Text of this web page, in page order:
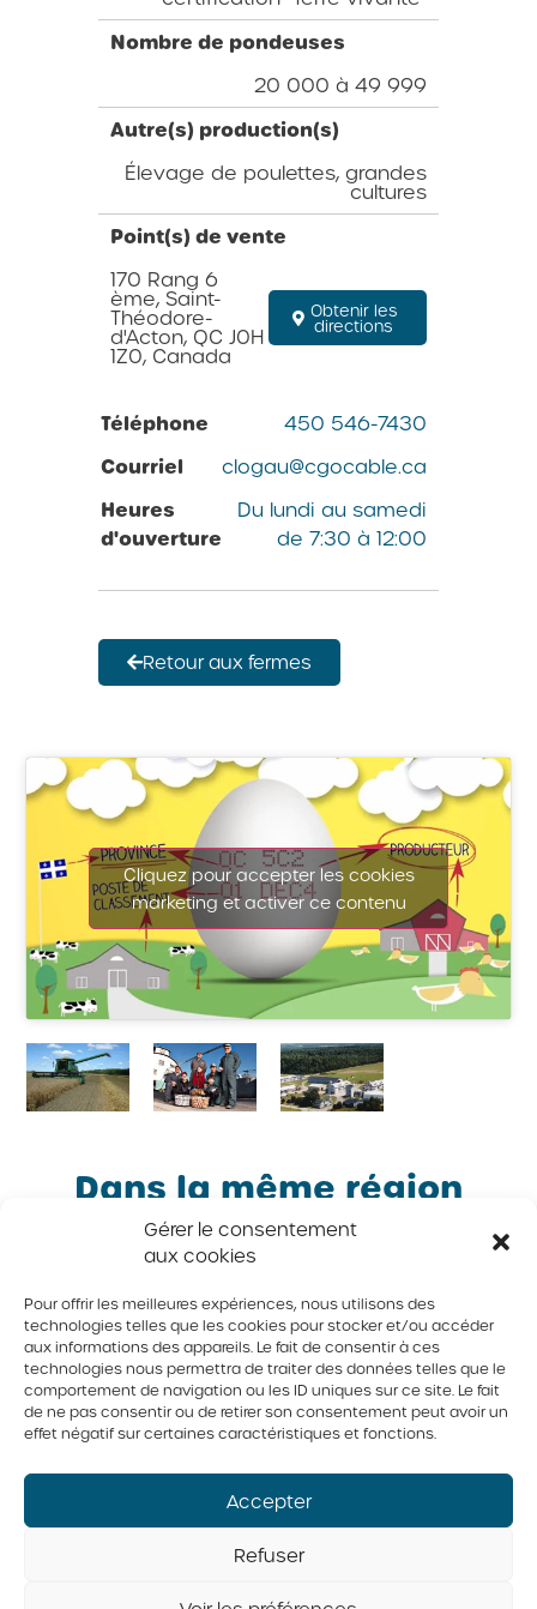
Gérer le consentement
aux cookies
Pour offrir les meilleures expériences, nous utilisons des
technologies telles que les cookies pour stocker et/ou accéder
aux informations des appareils. Le fait de consentir à ces
technologies nous permettra de traiter des données telles que le
comportement de navigation ou les ID uniques sur ce site. Le fait
de ne pas consentir ou de retirer son consentement peut avoir un
effet négatif sur certaines caractéristiques et fonctions.
Accepter
Refuser
Nombre de pondeuses
20 000 à 49 999
Autre(s) production(s)
Élevage de poulettes, grandes
cultures
Point(s) de vente
170 Rang 6
ème, Saint-
Théodore-
d'Acton, QC J0H
1Z0, Canada
Obtenir les
directions
Téléphone
450 546-7430
Courriel
clogau@cgocable.ca
Heures
d'ouverture
Du lundi au samedi
de 7:30 à 12:00
Retour aux fermes
Cliquez pour accepter les cookies
marketing et activer ce contenu
Dans la même région
Famille
Boire
Ferme
Famille
Jetté-
Bertrand
Familles
Lecours,
Bernard,
Barnabé
et
Langevin
Famille
Sarkaria
Ferme
Rigaud